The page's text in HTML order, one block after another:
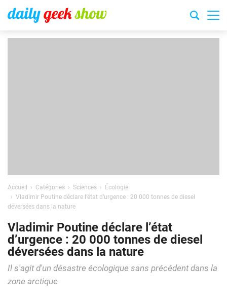
Accueil Catégories Sciences
Écologie
Vladimir Poutine déclare l’état d’urgence : 20 000 tonnes de diesel
déversées dans la nature
Vladimir Poutine déclare l’état
d’urgence : 20 000 tonnes de diesel
déversées dans la nature
Il s'agit d'un désastre écologique sans précédent dans la
zone arctique